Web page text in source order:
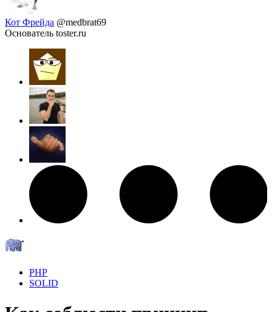
Кот Фрейда @medbrat69
Основатель toster.ru
PHP
SOLID